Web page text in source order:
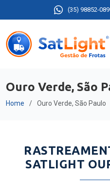
(35) 98852-
Ouro Verde, São
Home Ouro Verde, São Paulo
SATLIGHT